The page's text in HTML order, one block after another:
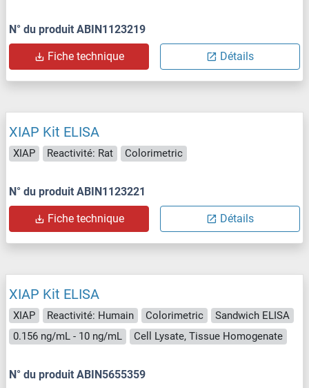
N° du produit ABIN1123219
Fiche technique Détails
XIAP Kit ELISA
XIAP Reactivité: Rat Colorimetric
N° du produit ABIN1123221
Fiche technique Détails
XIAP Kit ELISA
XIAP Reactivité: Humain Colorimetric
Sandwich ELISA
0.156 ng/mL - 10 ng/mL
Cell Lysate, Tissue Homogenate
N° du produit ABIN5655359